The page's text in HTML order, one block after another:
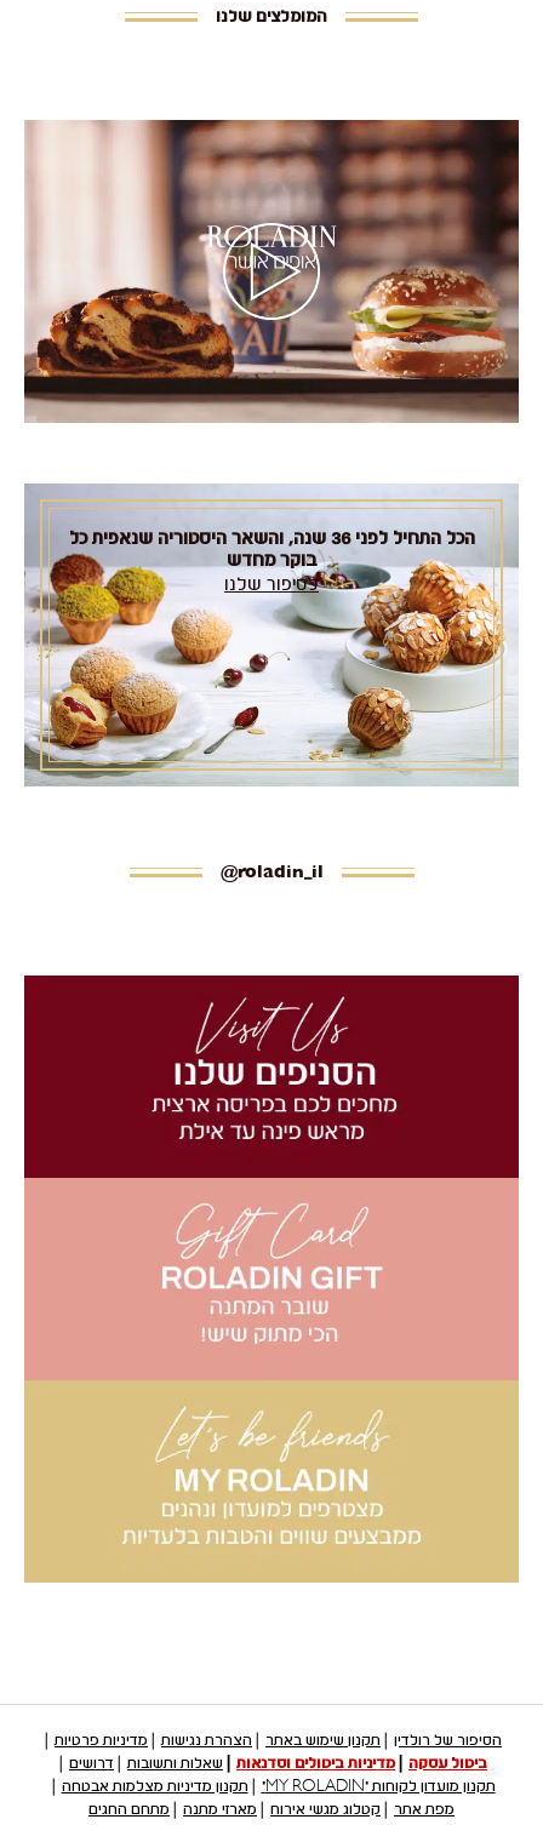
המומלצים שלנו
טארט פרג
חלבי
הוסף לסל
הכל התחיל לפני 36 שנה, והשאר היסטוריה שנאפית כל
בוקר מחדש
לסיפור שלנו
roladin_il@
הסיפור של רולדין תקנון שימוש באתר הצהרת נגישות
מדיניות פרטיות
ביטול עסקה
מדיניות ביטולים וסדנאות שאלות ותשובות
דרושים
תקנון מועדון לקוחות "MY ROLADIN"
תקנון מדיניות מצלמות אבטחה
מפת אתר
קטלוג מגשי אירוח מארזי מתנה מתחם החגים